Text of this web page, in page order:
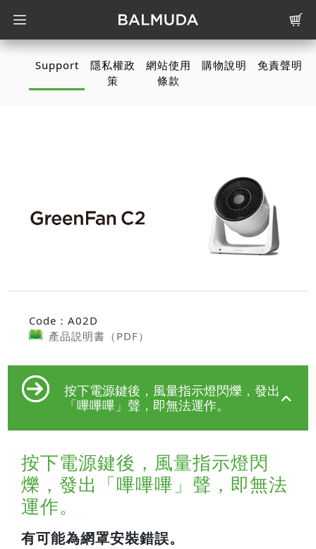
Support
隱私權政
策
網站使用
條款
購物說明 免責聲明
Code：A02D
產品説明書（PDF）
按下電源鍵後，風量指示燈閃爍，發出
「嗶嗶嗶」聲，即無法運作。
按下電源鍵後，風量指示燈閃
爍，發出「嗶嗶嗶」聲，即無法
運作。
有可能為網罩安裝錯誤。